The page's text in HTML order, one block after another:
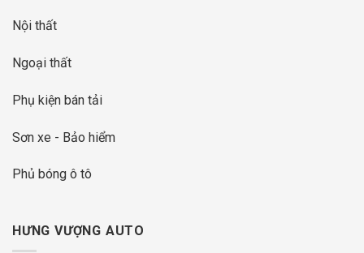
Nội thất
Ngoại thất
Phụ kiện bán tải
Sơn xe - Bảo hiểm
Phủ bóng ô tô
HƯNG VƯỢNG AUTO